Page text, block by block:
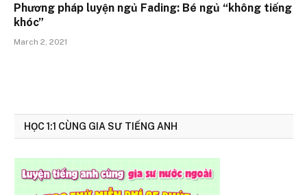
Phương pháp luyện ngủ Fading: Bé ngủ “không tiếng
khóc”
March 2, 2021
HỌC 1:1 CÙNG GIA SƯ TIẾNG ANH